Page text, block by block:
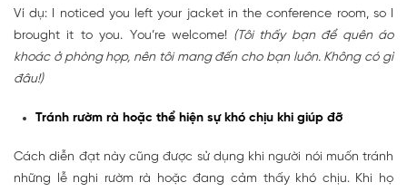
Ví dụ: I noticed you left your jacket in the conference room, so I
brought it to you. You’re welcome! (Tôi thấy bạn để quên áo
khoác ở phòng họp, nên tôi mang đến cho bạn luôn. Không có gì
đâu!)
Tránh rườm rà hoặc thể hiện sự khó chịu khi giúp đỡ
Cách diễn đạt này cũng được sử dụng khi người nói muốn tránh
những lễ nghi rườm rà hoặc đang cảm thấy khó chịu. Khi họ